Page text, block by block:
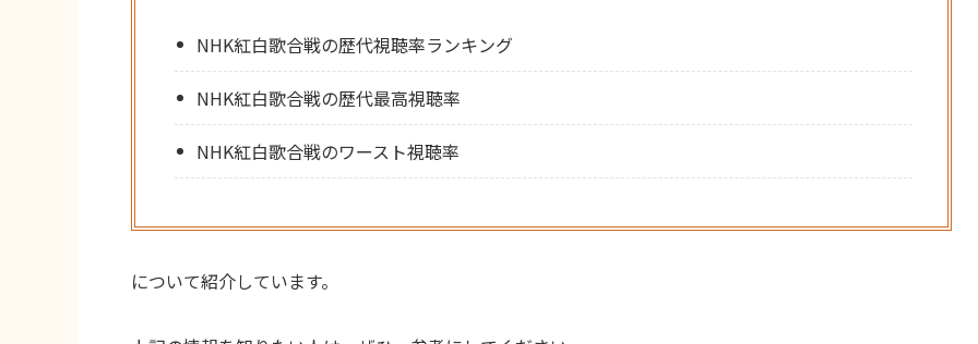
NHK紅白歌合戦の歴代視聴率ランキング
NHK紅白歌合戦の歴代最高視聴率
NHK紅白歌合戦のワースト視聴率
について紹介しています。